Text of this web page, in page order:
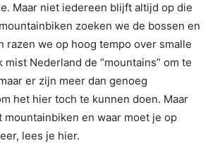
Maar niet iedereen blijft altijd op die
zoeken we de bossen en
razen we op hoog tempo over smalle
mist Nederland de “mountains” om te
er zijn meer dan genoeg
het hier toch te kunnen doen. Maar
mountainbiken en waar moet je op
lees je hier.